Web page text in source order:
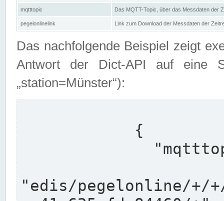
mqtttopic Das MQTT-Topic, über das Messdaten der
pegelonlinelink Link zum Download der Messdaten der
Das nachfolgende Beispiel zeigt
Antwort der Dict-API auf eine
„station=Münster“):
"edis/pegelonline/+/